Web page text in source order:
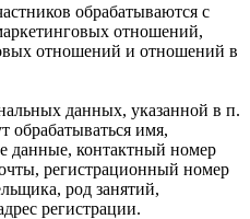
обрабатываются с
отношений,
отношений и отношений в
данных, указанной в п.
обрабатываться имя,
данные, контактный номер
регистрационный номер
род занятий,
регистрации.